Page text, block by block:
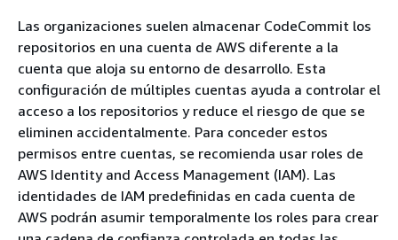
Las organizaciones suelen almacenar CodeCommit los
repositorios en una cuenta de AWS diferente a la
cuenta que aloja su entorno de desarrollo. Esta
configuración de múltiples cuentas ayuda a controlar el
acceso a los repositorios y reduce el riesgo de que se
eliminen accidentalmente. Para conceder estos
permisos entre cuentas, se recomienda usar roles de
AWS Identity and Access Management (IAM). Las
identidades de IAM predefinidas en cada cuenta de
AWS podrán asumir temporalmente los roles para crear